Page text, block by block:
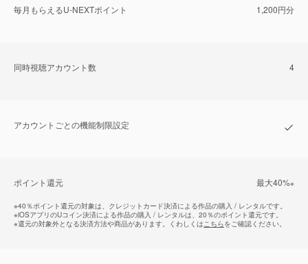
毎⽉もらえるU-NEXTポイント 1,200円分
同時視聴アカウント数 4
アカウントごとの機能制限設定
ポイント還元 最⼤40%※
※40％ポイント還元の対象は、クレジットカード決済による作品の購入 / レンタルです。
※iOSアプリのUコイン決済による作品の購入 / レンタルは、20％のポイント還元です。
※還元の対象外となる決済方法や商品があります。くわしくはこちらをご確認ください。